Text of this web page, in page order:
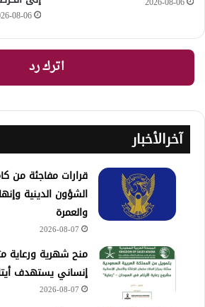
08-06
اترك رد
آخرالأخبار
قرارات مفاجئة من
الشؤون الدينية
والعمرة
2026-08-07
منح شهرية ورعاية
إنساني يستهدف
2026-08-07